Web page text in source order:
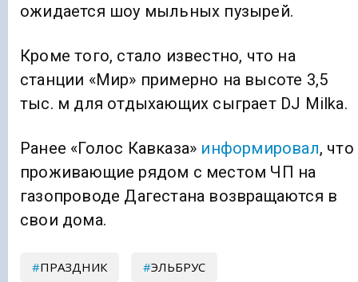
ожидается шоу мыльных пузырей.
Кроме того, стало известно, что на
станции «Мир» примерно на высоте 3,5
тыс. м для отдыхающих сыграет DJ Milka.
Ранее «Голос Кавказа» информировал, что
проживающие рядом с местом ЧП на
газопроводе Дагестана возвращаются в
свои дома.
ПРАЗДНИК ЭЛЬБРУС